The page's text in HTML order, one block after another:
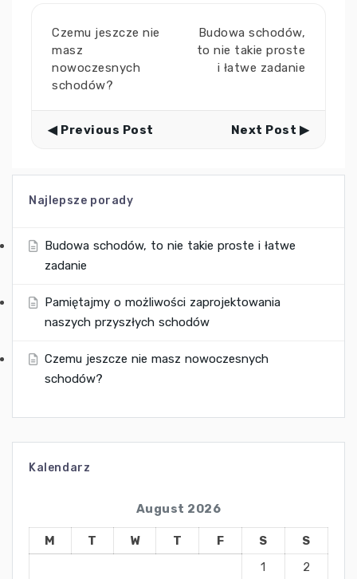
Czemu jeszcze nie
masz
nowoczesnych
schodów?
Budowa schodów,
to nie takie proste
i łatwe zadanie
◀ Previous Post Next Post ▶
Najlepsze porady
Budowa schodów, to nie takie proste i łatwe
zadanie
Pamiętajmy o możliwości zaprojektowania
naszych przyszłych schodów
Czemu jeszcze nie masz nowoczesnych
schodów?
Kalendarz
August 2026
M T W T F S
S
1
2